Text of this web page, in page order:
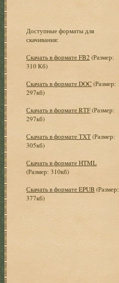
Доступные форматы для
скачивания:
Скачать в формате FB2 (Размер:
310 Кб)
Скачать в формате DOC (Размер:
297кб)
Скачать в формате RTF(Размер:
297кб)
Скачать в формате TXT(Размер:
305кб)
Скачать в формате HTML
(Размер: 310кб)
Скачать в формате EPUB (Размер:
377кб)